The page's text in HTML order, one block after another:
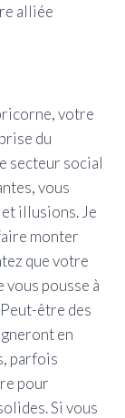
alliée
votre
du
secteur social
vous
illusions. Je
monter
que votre
pousse à
être des
en
parfois
pour
Si vous